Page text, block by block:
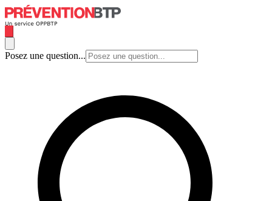
Posez une question...